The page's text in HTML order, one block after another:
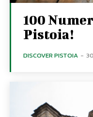
100
Pistoia!
DISCOVER PISTOIA -